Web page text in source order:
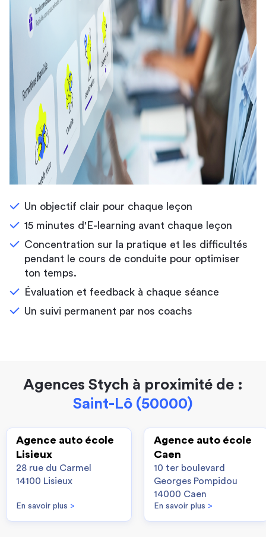
Un objectif clair pour chaque leçon
15 minutes d'E-learning avant chaque leçon
Concentration sur la pratique et les difficultés
pendant le cours de conduite pour optimiser
ton temps.
Évaluation et feedback à chaque séance
Un suivi permanent par nos coachs
Agences Stych à proximité de :
Saint-Lô (50000)
Agence auto école
Lisieux
28 rue du Carmel
14100 Lisieux
En savoir plus >
Agence auto école
Caen
10 ter boulevard
Georges Pompidou
14000 Caen
En savoir plus >